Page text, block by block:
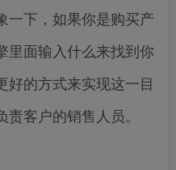
一下，如果你是购买产
里面输入什么来找到你
好的方式来实现这一目
客户的销售人员。